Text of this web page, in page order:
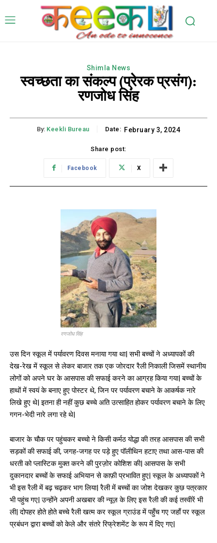
Shimla News
स्वच्छता का संकल्प (प्रेरक प्रसंग):
रणजोध सिंह
By: Keekli Bureau Date: February 3, 2024
Share post:
Facebook X
रणजोध सिंह
उस दिन स्कूल में पर्यावरण दिवस मनाया गया था| सभी बच्चों ने अध्यापकों की
देख-रेख में स्कूल से लेकर बाजार तक एक जोरदार रैली निकाली जिसमें स्थानीय
लोगों को अपने घर के आसपास की सफाई करने का आग्रह किया गया| बच्चों के
हाथों में स्वयं के बनाए हुए पोस्टर थे, जिन पर पर्यावरण बचाने के आकर्षक नारे
लिखे हुए थे| इतना ही नहीं कुछ बच्चे अति उत्साहित होकर पर्यावरण बचाने के लिए
गगन-भेदी नारे लगा रहे थे|
बाजार के चौक पर पहुंचकर बच्चो ने किसी कर्मठ योद्धा की तरह आसपास की सभी
सड़कों की सफाई की, जगह-जगह पर पड़े हुए पॉलीथिन हटाए तथा आस-पास की
धरती को प्लास्टिक मुक्त करने की पुरज़ोर कोशिश की| आसपास के सभी
दुकानदार बच्चों के सफाई अभियान से काफ़ी प्रभावित हुए| स्कूल के अध्यापकों ने
भी इस रैली में बढ़ चढ़कर भाग लिया| रैली में बच्चों का जोश देखकर कुछ पत्रकार
भी पहुंच गए| उन्होंने अपनी अखबार की न्यूज़ के लिए इस रैली की कई तस्वीरें भी
ली| दोपहर होते होते बच्चे रैली खत्म कर स्कूल ग्राउंड में पहुँच गए जहाँ पर स्कूल
प्रबंधन द्वारा बच्चों को केले और संतरे रिफ्रेशमेंट के रूप में दिए गए|